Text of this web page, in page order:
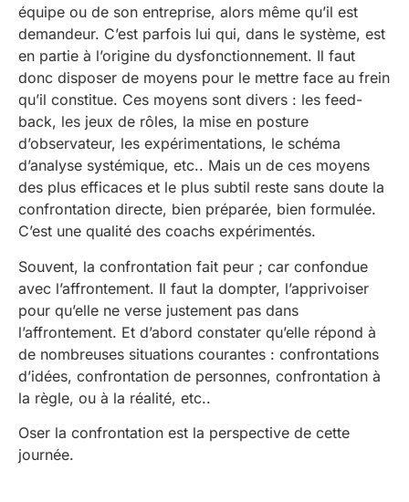
équipe ou de son entreprise, alors même qu’il est
demandeur. C’est parfois lui qui, dans le système, est
en partie à l’origine du dysfonctionnement. Il faut
donc disposer de moyens pour le mettre face au frein
qu’il constitue. Ces moyens sont divers : les feed-
back, les jeux de rôles, la mise en posture
d’observateur, les expérimentations, le schéma
d’analyse systémique, etc.. Mais un de ces moyens
des plus efficaces et le plus subtil reste sans doute la
confrontation directe, bien préparée, bien formulée.
C’est une qualité des coachs expérimentés.
Souvent, la confrontation fait peur ; car confondue
avec l’affrontement. Il faut la dompter, l’apprivoiser
pour qu’elle ne verse justement pas dans
l’affrontement. Et d’abord constater qu’elle répond à
de nombreuses situations courantes : confrontations
d’idées, confrontation de personnes, confrontation à
la règle, ou à la réalité, etc..
Oser la confrontation est la perspective de cette
journée.